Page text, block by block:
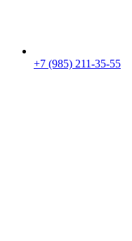
+7 (985) 211-35-55